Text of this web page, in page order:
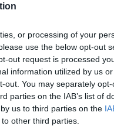
or processing of your
use the below opt-out
out request is processed
information utilized by us
out. You may separately
parties on the IAB’s list of
us to third parties on the
other third parties.
(